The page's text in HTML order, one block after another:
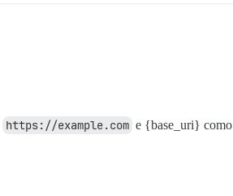
https://example.com e {base_uri} como